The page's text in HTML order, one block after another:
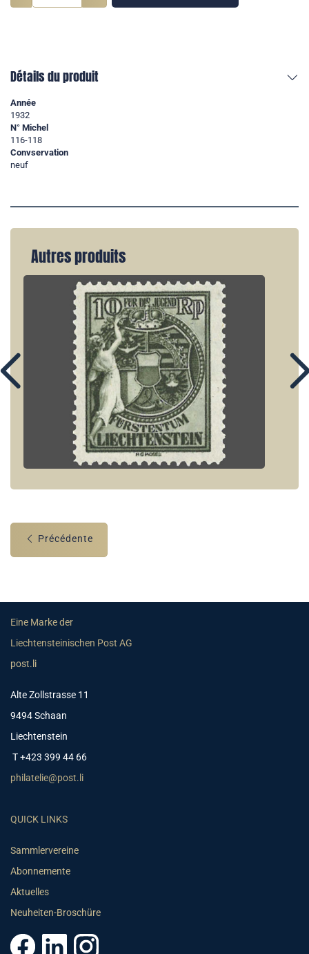
Détails du produit
Année
1932
N° Michel
116-118
Convservation
neuf
Autres produits
Précédente
Eine Marke der
Liechtensteinischen Post AG
post.li
Alte Zollstrasse 11
9494 Schaan
Liechtenstein
T +423 399 44 66
philatelie@post.li
QUICK LINKS
Sammlervereine
Abonnemente
Aktuelles
Neuheiten-Broschüre